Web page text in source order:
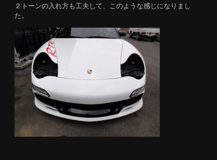
２トーンの入れ方も工夫して、このような感じになりまし
た。